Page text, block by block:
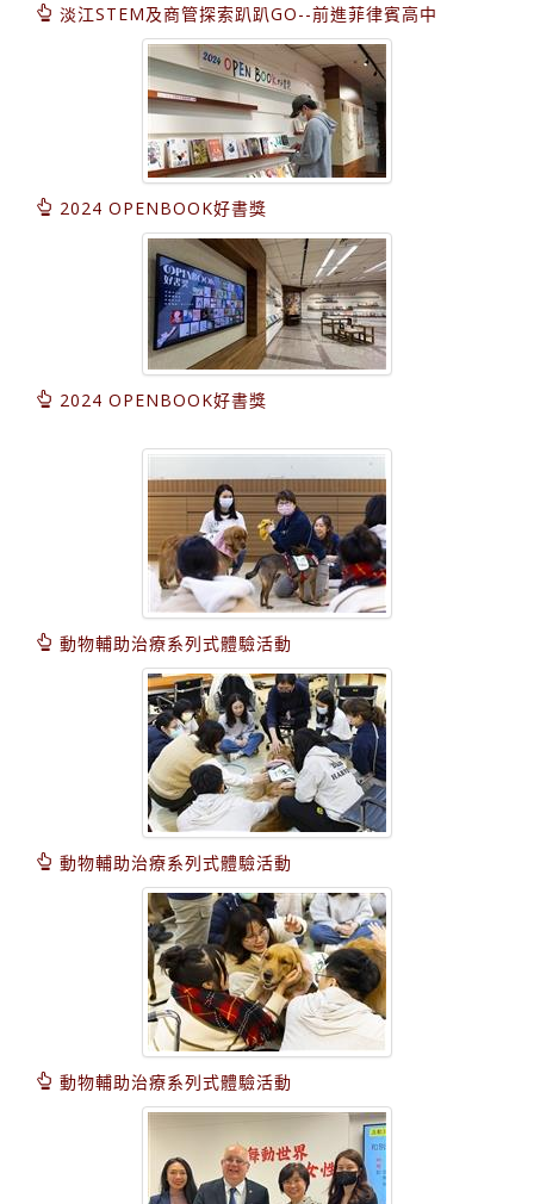
淡江STEM及商管探索趴趴GO--前進菲律賓高中
2024 OPENBOOK好書獎
2024 OPENBOOK好書獎
動物輔助治療系列式體驗活動
動物輔助治療系列式體驗活動
動物輔助治療系列式體驗活動